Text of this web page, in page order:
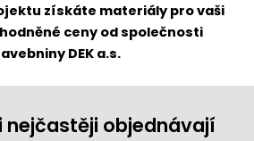
získáte materiály pro vaši
ceny od společnosti
DEK a.s.
nejčastěji objednávají